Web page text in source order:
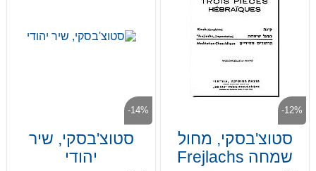
-12%
סטוצ'בסקי, מחול
שמחה Frejlachs
-14%
סטוצ'בסקי, שיר
יהודי